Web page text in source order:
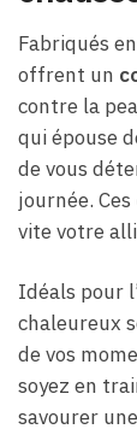
Fabriqués
offrent un
contre la
qui épouse
de vous
journée. Ces
vite votre
Idéals pour
chaleureux
de vos
soyez en
savourer